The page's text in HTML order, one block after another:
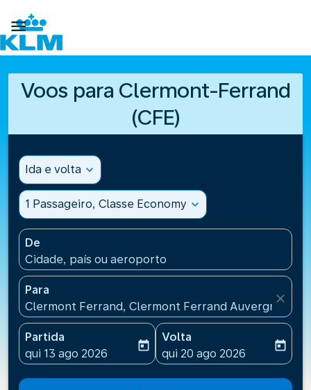

Voos para Clermont-Ferrand
(CFE)
Ida e volta expand_more
1 Passageiro, Classe Economy expand_more
De
Cidade, país ou aeroporto
Para
Clermont Ferrand, Clermont Ferrand Auvergne
close
Partida
fc-booking-departure-date-aria-label
qui 13 ago 2026
today
Volta
fc-booking-return-date-
qui 20 ago 2026
today